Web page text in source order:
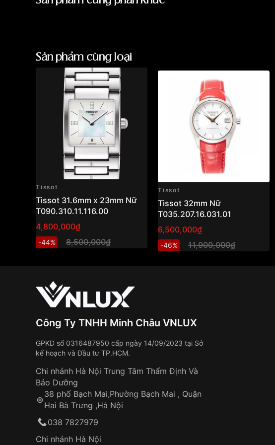
Sản phẩm cùng loại
Tissot
Tissot 31.6mm x 23mm Nữ
T090.310.11.116.00
4,800,000₫
-44% 8,500,000₫
Tissot
Tissot 32mm Nữ
T035.207.16.031.01
6,500,000₫
-46% 11,900,000₫
Công Ty TNHH Minh Châu VNLUX
GPKD số 0316487950 cấp ngày 14/09/2023 tại Sở
kế hoạch và Đầu tư TP.HCM.
Chi nhánh Hà Nội Trung Tâm Thẩm Định Và
Bảo Dưỡng
38 phố Bạch Mai,Phường Bạch Mai , Quận
Hai Bà Trưng ,Hà Nội
038 7827979
Chi nhánh Hà Nội